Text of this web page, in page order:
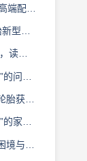
华MPV市场
问世
密码
车轮胎发布
协同奖”
样的？
型焦虑